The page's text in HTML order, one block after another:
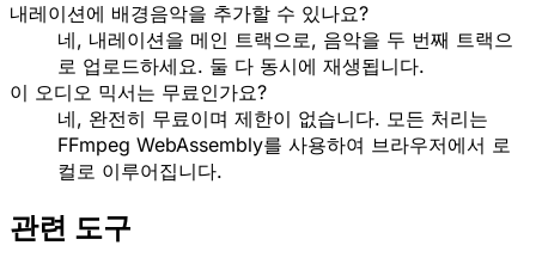
내레이션에 배경음악을 추가할 수 있나요?
네, 내레이션을 메인 트랙으로, 음악을 두 번째 트랙으
로 업로드하세요. 둘 다 동시에 재생됩니다.
이 오디오 믹서는 무료인가요?
네, 완전히 무료이며 제한이 없습니다. 모든 처리는
FFmpeg WebAssembly를 사용하여 브라우저에서 로
컬로 이루어집니다.
관련 도구